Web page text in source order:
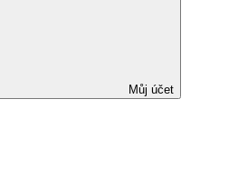
Můj účet